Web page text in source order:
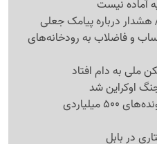
آماده نیست
300 ورودی پساب و فاضلاب به رودخانه‌های
جنگ اوکراین شد
ردپای احتکار و کم‌فروشی در پرونده‌های 500 میلیاردی